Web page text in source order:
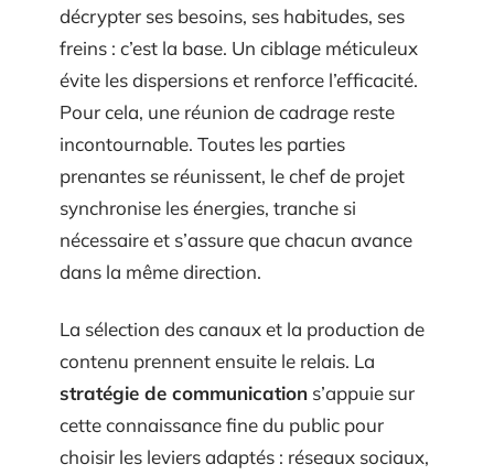
décrypter ses besoins, ses habitudes, ses
freins : c’est la base. Un ciblage méticuleux
évite les dispersions et renforce l’efficacité.
Pour cela, une réunion de cadrage reste
incontournable. Toutes les parties
prenantes se réunissent, le chef de projet
synchronise les énergies, tranche si
nécessaire et s’assure que chacun avance
dans la même direction.
La sélection des canaux et la production de
contenu prennent ensuite le relais. La
stratégie de communication s’appuie sur
cette connaissance fine du public pour
choisir les leviers adaptés : réseaux sociaux,